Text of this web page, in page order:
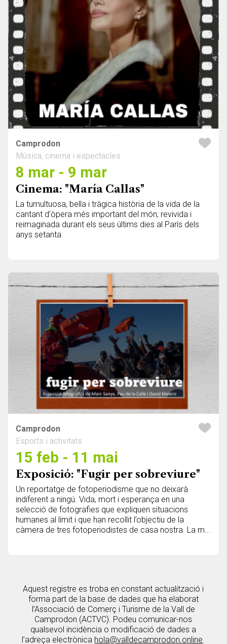
Camprodon
Música, cinema i espectacles
8 mar - 9 mar
Cinema: "María Callas"
La tumultuosa, bella i tràgica història de la vida de la
cantant d'òpera més important del món; revivida i
reimaginada durant els seus últims dies al París dels
anys setanta.
Camprodon
Esports i activitats
15 feb - 11 mai
Exposició: "Fugir per sobreviure"
Un reportatge de fotoperiodisme que no deixarà
indiferent a ningú. Vida, mort i esperança en una
selecció de fotografies que expliquen situacions
humanes al límit i que han recollit l’objectiu de la
càmera de tres fotoperiodistes de casa nostra. La m...
Aquest registre es troba en constant actualització i
forma part de la base de dades que ha elaborat
l’Associació de Comerç i Turisme de la Vall de
Camprodon (ACTVC). Podeu comunicar-nos
qualsevol incidència o modificació de dades a
l’adreça electrònica hola@valldecamprodon.online.